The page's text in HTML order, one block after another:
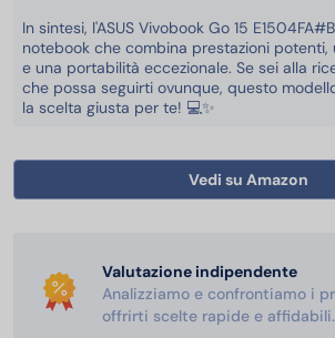
In sintesi, l'ASUS Vivobook Go 15
notebook che combina prestazioni potenti,
e una portabilità eccezionale. Se sei alla
che possa seguirti ovunque, questo
la scelta giusta per te! 💻✨
Vedi su Amazon
Valutazione indipendente
Analizziamo e confrontiamo i
offrirti scelte rapide e affidabili.